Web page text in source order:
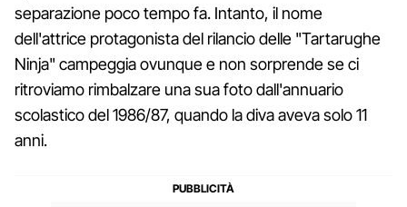
separazione poco tempo fa. Intanto, il nome
dell'attrice protagonista del rilancio delle "Tartarughe
Ninja" campeggia ovunque e non sorprende se ci
ritroviamo rimbalzare una sua foto dall'annuario
scolastico del 1986/87, quando la diva aveva solo 11
anni.